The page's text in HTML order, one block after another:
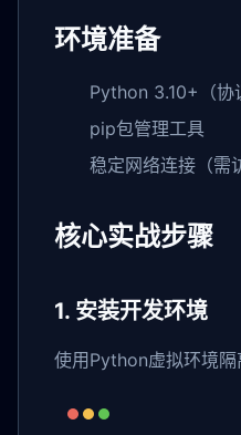
环境准备
Python 3.10+（协
pip包管理工具
稳定网络连接（需
核心实战步骤
1. 安装开发环境
使用Python虚拟环境